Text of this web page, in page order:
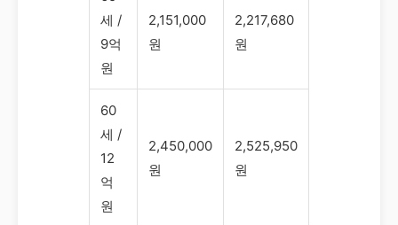
세 /
9억
원
2,151,000
원
2,217,680
원
60
세 /
12
억
원
2,450,000
원
2,525,950
원